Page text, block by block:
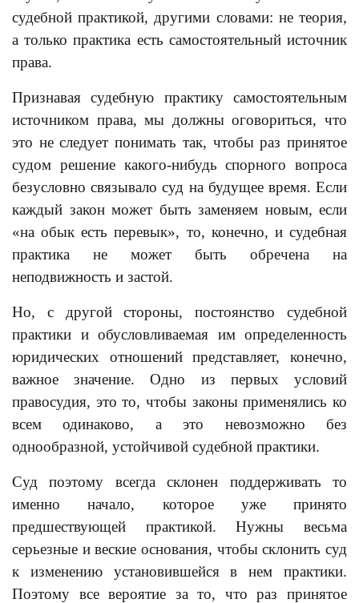
судебной практикой, другими словами: не теория,
а только практика есть самостоятельный источник
права.
Признавая судебную практику самостоятельным
источником права, мы должны оговориться, что
это не следует понимать так, чтобы раз принятое
судом решение какого-нибудь спорного вопроса
безусловно связывало суд на будущее время. Если
каждый закон может быть заменяем новым, если
«на обык есть перевык», то, конечно, и судебная
практика не может быть обречена на
неподвижность и застой.
Но, с другой стороны, постоянство судебной
практики и обусловливаемая им определенность
юридических отношений представляет, конечно,
важное значение. Одно из первых условий
правосудия, это то, чтобы законы применялись ко
всем одинаково, а это невозможно без
однообразной, устойчивой судебной практики.
Суд поэтому всегда склонен поддерживать то
именно начало, которое уже принято
предшествующей практикой. Нужны весьма
серьезные и веские основания, чтобы склонить суд
к изменению установившейся в нем практики.
Поэтому все вероятие за то, что раз принятое